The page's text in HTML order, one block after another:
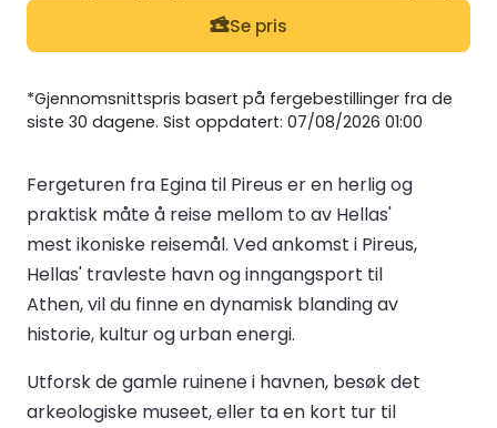
Se pris
*Gjennomsnittspris basert på fergebestillinger fra de
siste 30 dagene. Sist oppdatert: 07/08/2026 01:00
Fergeturen fra Egina til Pireus er en herlig og
praktisk måte å reise mellom to av Hellas'
mest ikoniske reisemål. Ved ankomst i Pireus,
Hellas' travleste havn og inngangsport til
Athen, vil du finne en dynamisk blanding av
historie, kultur og urban energi.
Utforsk de gamle ruinene i havnen, besøk det
arkeologiske museet, eller ta en kort tur til